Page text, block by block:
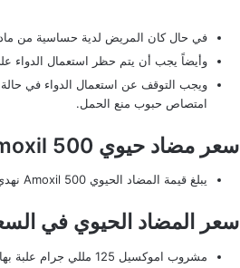
في حال كان المريض لدية حساسية من
وأيضاً يجب أن يتم حظر استعمال
ويجب التوقف عن استعمال الدواء في
امتصاص حبوب منع الحمل.
سعر مضاد حيوي Amoxil 500 النهدي
يبلغ قيمة المضاد الحيوي Amoxil 500 نهدي نحو 44٫90 ريال سعودي.‏
سعر المضاد الحيوي في
مشروب اموكسيل 125 مللي جرام علبة بها 100 مل بثمن 16.80 ريال سعودي.